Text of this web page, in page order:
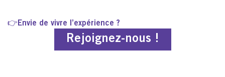
👉 Envie de vivre l’expérience ?
Rejoignez-nous !